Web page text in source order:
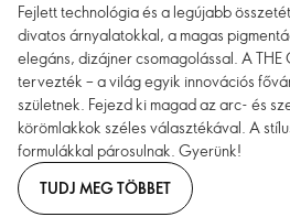
Fejlett technológia és a legújabb
divatos árnyalatokkal, a magas
elegáns, dizájner csomagolással. A
tervezték – a világ egyik innovációs
születnek. Fejezd ki magad az arc- és
körömlakkok széles választékával. A
formulákkal párosulnak. Gyerünk!
TUDJ MEG TÖBBET